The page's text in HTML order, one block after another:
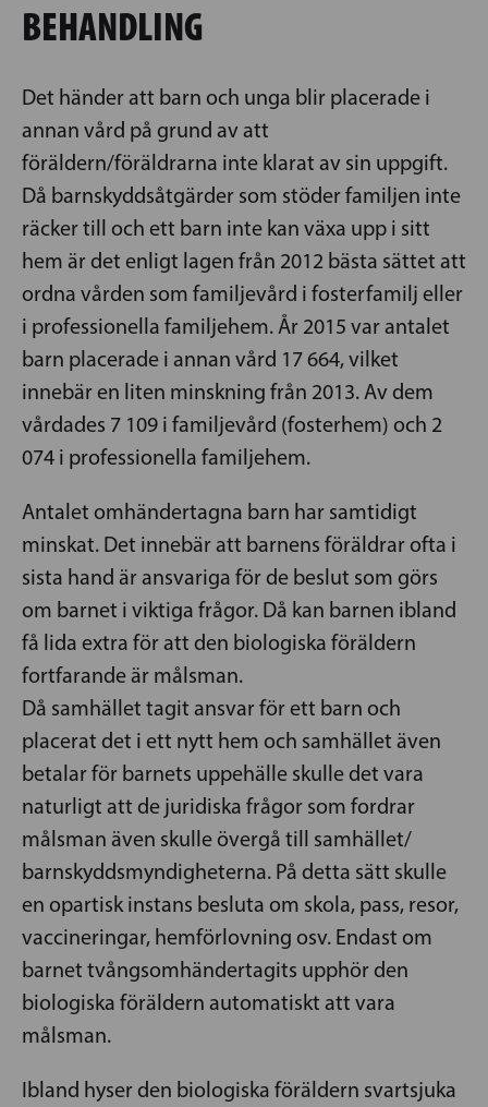
BEHANDLING
Det händer att barn och unga blir placerade i
annan vård på grund av att
föräldern/föräldrarna inte klarat av sin uppgift.
Då barnskyddsåtgärder som stöder familjen inte
räcker till och ett barn inte kan växa upp i sitt
hem är det enligt lagen från 2012 bästa sättet att
ordna vården som familjevård i fosterfamilj eller
i professionella familjehem. År 2015 var antalet
barn placerade i annan vård 17 664, vilket
innebär en liten minskning från 2013. Av dem
vårdades 7 109 i familjevård (fosterhem) och 2
074 i professionella familjehem.
Antalet omhändertagna barn har samtidigt
minskat. Det innebär att barnens föräldrar ofta i
sista hand är ansvariga för de beslut som görs
om barnet i viktiga frågor. Då kan barnen ibland
få lida extra för att den biologiska föräldern
fortfarande är målsman.
Då samhället tagit ansvar för ett barn och
placerat det i ett nytt hem och samhället även
betalar för barnets uppehälle skulle det vara
naturligt att de juridiska frågor som fordrar
målsman även skulle övergå till samhället/
barnskyddsmyndigheterna. På detta sätt skulle
en opartisk instans besluta om skola, pass, resor,
vaccineringar, hemförlovning osv. Endast om
barnet tvångsomhändertagits upphör den
biologiska föräldern automatiskt att vara
målsman.
Ibland hyser den biologiska föräldern svartsjuka